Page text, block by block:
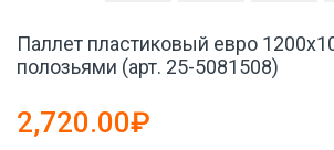
Паллет пластиковый евро
полозьями (арт. 25-5081508)
2,720.00₽